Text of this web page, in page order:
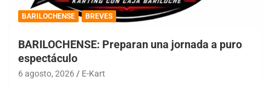
BARILOCHENSE BREVES
BARILOCHENSE: Preparan una jornada a puro
espectáculo
6 agosto, 2026 E-Kart